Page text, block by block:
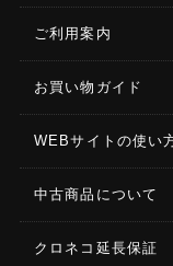
ご利用案内
お買い物ガイド
WEBサイトの使い
中古商品について
クロネコ延長保証